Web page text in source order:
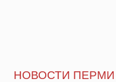
НОВОСТИ ПЕРМИ